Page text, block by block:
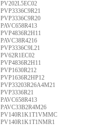
PV202L5EC02
PVP3336C9R21
PVP3336C9R20
PAVC658R413
PVP4836R2H11
PAVC38R4216
PVP3336C9L21
PV62R1EC02
PVP4836R2H11
PVP1630R212
PVP1636R2HP12
PVP33203R26A4M21
PVP3336R21
PAVC658R413
PAVC33B2R4M26
PV140R1K1T1VMMC
PV140R1K1T1NMR1